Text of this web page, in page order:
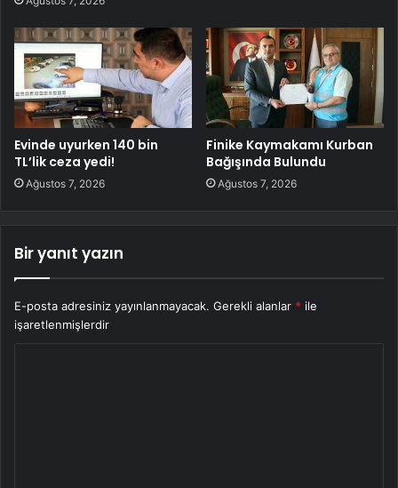
Evinde uyurken 140 bin
TL’lik ceza yedi!
Ağustos 7, 2026
Finike Kaymakamı Kurban
Bağışında Bulundu
Ağustos 7, 2026
Bir yanıt yazın
E-posta adresiniz yayınlanmayacak. Gerekli alanlar * ile
işaretlenmişlerdir